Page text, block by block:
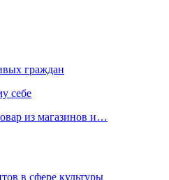
граждан
себе
из магазинов и…
в сфере культуры